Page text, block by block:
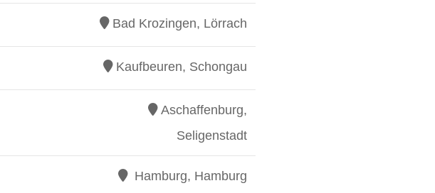
Bad Krozingen, Lörrach
Kaufbeuren, Schongau
Aschaffenburg,
Seligenstadt
Hamburg, Hamburg